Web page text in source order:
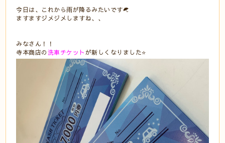
今日は、これから雨が降るみたいです☂
ますますジメジメしますね、、
みなさん！！
寺本商店の洗車チケット が新しくなりました⭐